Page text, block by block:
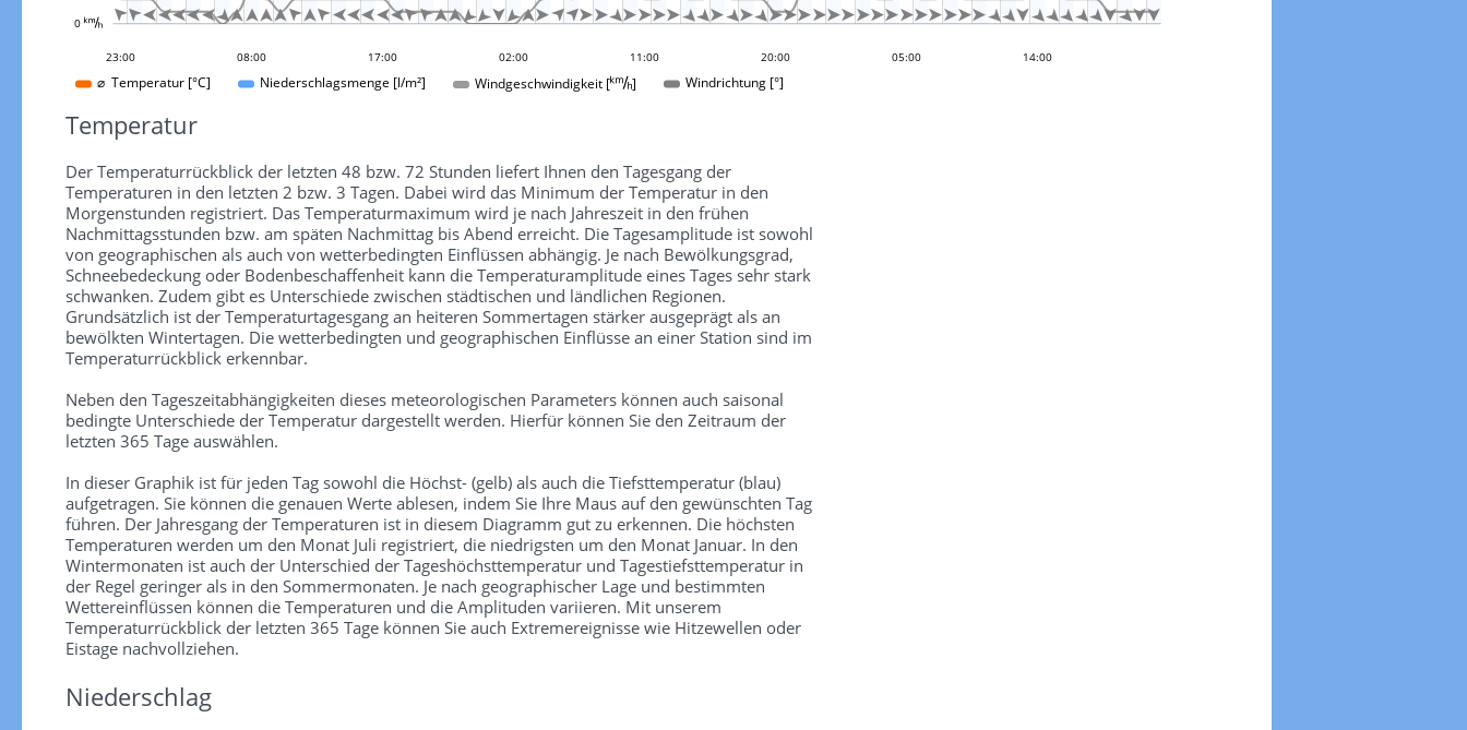
0 
14:00
23:00 08:00 17:00 02:00 11:00 20:00 05:00 14:00
09:00
19:00
05:00
15:00
01:00
11:00
21:00
                       
⌀ Temperatur [°C] Niederschlagsmenge [l/m²] Windgeschwindigkeit [] Windrichtung [°]
Temperatur
Der Temperaturrückblick der letzten 48 bzw. 72 Stunden liefert Ihnen den Tagesgang der
Temperaturen in den letzten 2 bzw. 3 Tagen. Dabei wird das Minimum der Temperatur in den
Morgenstunden registriert. Das Temperaturmaximum wird je nach Jahreszeit in den frühen
Nachmittagsstunden bzw. am späten Nachmittag bis Abend erreicht. Die Tagesamplitude ist sowohl
von geographischen als auch von wetterbedingten Einflüssen abhängig. Je nach Bewölkungsgrad,
Schneebedeckung oder Bodenbeschaffenheit kann die Temperaturamplitude eines Tages sehr stark
schwanken. Zudem gibt es Unterschiede zwischen städtischen und ländlichen Regionen.
Grundsätzlich ist der Temperaturtagesgang an heiteren Sommertagen stärker ausgeprägt als an
bewölkten Wintertagen. Die wetterbedingten und geographischen Einflüsse an einer Station sind im
Temperaturrückblick erkennbar.
Neben den Tageszeitabhängigkeiten dieses meteorologischen Parameters können auch saisonal
bedingte Unterschiede der Temperatur dargestellt werden. Hierfür können Sie den Zeitraum der
letzten 365 Tage auswählen.
In dieser Graphik ist für jeden Tag sowohl die Höchst- (gelb) als auch die Tiefsttemperatur (blau)
aufgetragen. Sie können die genauen Werte ablesen, indem Sie Ihre Maus auf den gewünschten Tag
führen. Der Jahresgang der Temperaturen ist in diesem Diagramm gut zu erkennen. Die höchsten
Temperaturen werden um den Monat Juli registriert, die niedrigsten um den Monat Januar. In den
Wintermonaten ist auch der Unterschied der Tageshöchsttemperatur und Tagestiefsttemperatur in
der Regel geringer als in den Sommermonaten. Je nach geographischer Lage und bestimmten
Wettereinflüssen können die Temperaturen und die Amplituden variieren. Mit unserem
Temperaturrückblick der letzten 365 Tage können Sie auch Extremereignisse wie Hitzewellen oder
Eistage nachvollziehen.
Niederschlag